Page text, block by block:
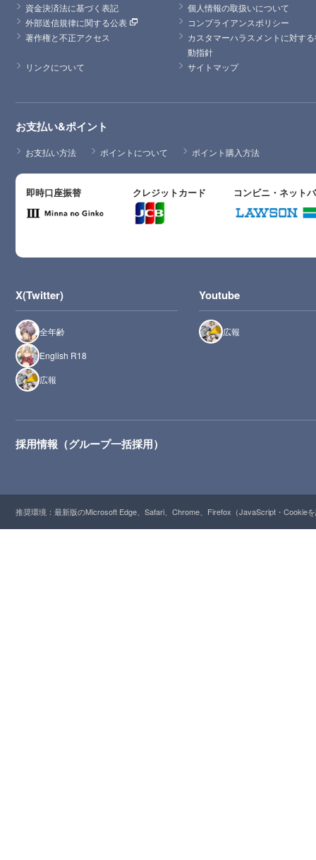
資金決済法に基づく表記
個人情報の取扱いについて
外部送信規律に関する公表
コンプライアンスポリシー
著作権と不正アクセス
カスタマーハラスメントに対す
動指針
リンクについて
サイトマップ
お支払い&ポイント
お支払い方法 ポイントについて ポイント購入方法
即時口座振替 クレジットカード コンビニ・ネット
X(Twitter)
全年齢
English R18
広報
Youtube
広報
採用情報（グループ一括採用）
推奨環境：最新版のMicrosoft Edge、Safari、Chrome、Firefox（JavaScript・Cookie